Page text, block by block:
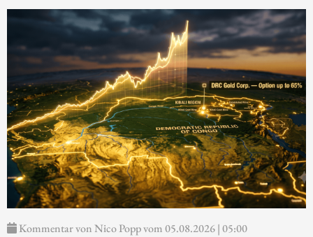
Kommentar von Nico Popp vom 05.08.2026 | 05:00